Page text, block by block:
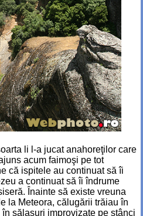
li l-a jucat anahoreţilor care
acum faimoşi pe tot
că ispitele au continuat să îi
a continuat să îi îndrume
Înainte să existe vreuna
la Meteora, călugării trăiau în
sălaşuri improvizate pe stânci